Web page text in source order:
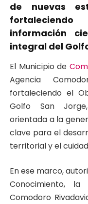
de nuevas
información
integral del
El Municipio de
Agencia
fortaleciendo el
Golfo San
orientada a la
clave para el
territorial y el
En ese marco,
Conocimiento, la
Comodoro